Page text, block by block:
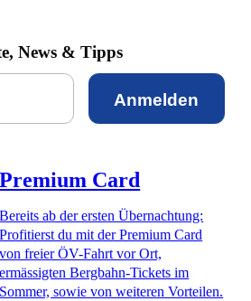
News & Tipps
Anmelden
Premium Card
Bereits ab der ersten Übernachtung:
Profitierst du mit der Premium Card
von freier ÖV-Fahrt vor Ort,
ermässigten Bergbahn-Tickets im
Sommer, sowie von weiteren Vorteilen.